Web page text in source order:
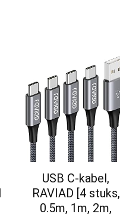
USB C-kabel,
RAVIAD [4 stuks,
0.5m, 1m, 2m,